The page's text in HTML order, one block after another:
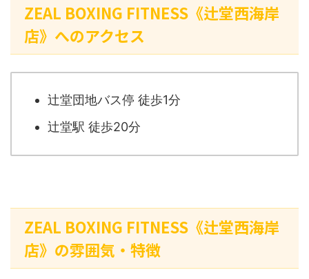
ZEAL BOXING FITNESS《辻堂西海岸
店》へのアクセス
辻堂団地バス停 徒歩1分
辻堂駅 徒歩20分
ZEAL BOXING FITNESS《辻堂西海岸
店》の雰囲気・特徴